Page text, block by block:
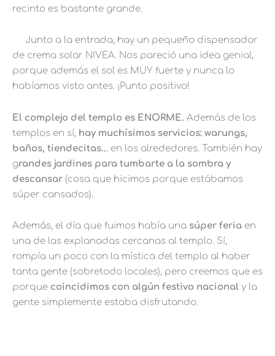
recinto es bastante grande.
Junto a la entrada, hay un pequeño dispensador
de crema solar NIVEA. Nos pareció una idea genial,
porque además el sol es MUY fuerte y nunca lo
habíamos visto antes. ¡Punto positivo!
El complejo del templo es ENORME. Además de los
templos en sí, hay muchísimos servicios: warungs,
baños, tiendecitas... en los alrededores. También hay
grandes jardines para tumbarte a la sombra y
descansar (cosa que hicimos porque estábamos
súper cansados).
Además, el día que fuimos había una súper feria en
una de las explanadas cercanas al templo. Sí,
rompía un poco con la mística del templo al haber
tanta gente (sobretodo locales), pero creemos que es
porque coincidimos con algún festivo nacional y la
gente simplemente estaba disfrutando.